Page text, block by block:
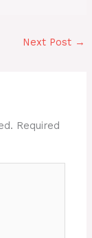
Next Post →
Required